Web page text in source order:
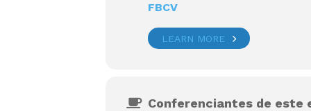
FBCV
LEARN MORE
Conferenciantes de este